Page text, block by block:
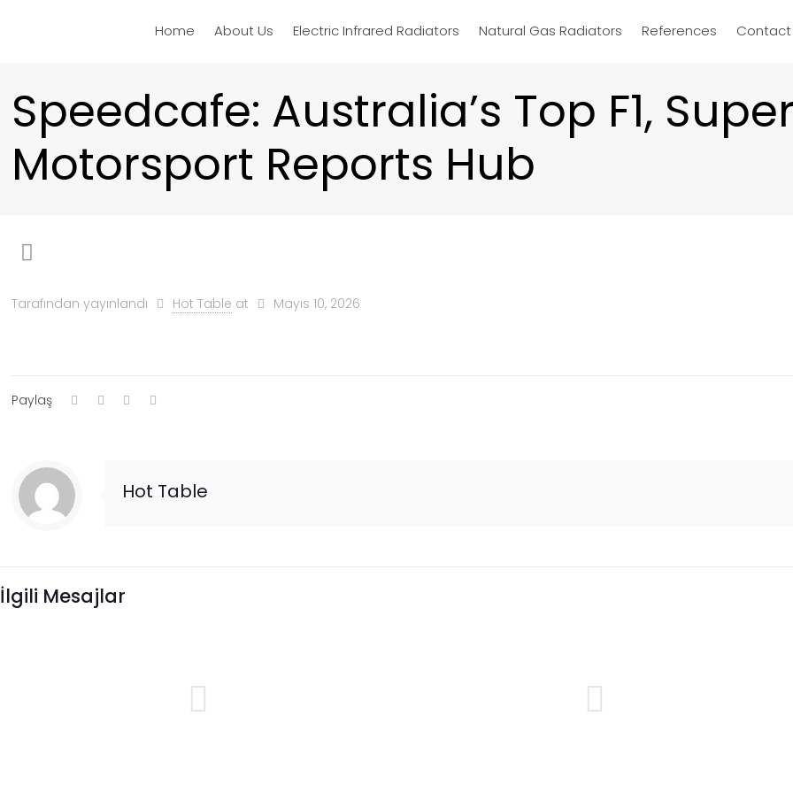
Home About Us Electric Infrared Radiators Natural Gas Radiators References Contact
Speedcafe: Australia’s Top F1,
Motorsport Reports Hub
Tarafından yayınlandı Hot Table at Mayıs 10, 2026
Paylaş
Hot Table
İlgili Mesajlar